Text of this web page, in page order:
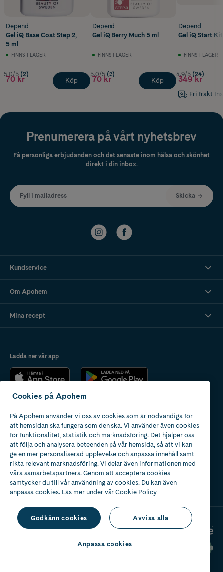
Depend
Gel iQ Base Coat Step 2,
5 ml
FINNS I LAGER
5.0/5 (2)
70 kr Köp
Depend
Gel iQ Berry Much 5 ml
FINNS I LAGER
5.0/5 (2)
70 kr Köp
Depend
Gel iQ Start Kit
FINNS I LAGER
4.9/5 (24)
349 kr
Fri frakt
Prenumerera på vårt nyhetsbrev
Få personliga erbjudanden och det senaste inom hälsa och skönhet
direkt i din inbox.
Fyll i mailadress Skicka
Kundservice
Om Apohem
Mina recept
Ladda ner vår app
Apotek med tillstånd
av Läkemedelsverket
Cookies på Apohem
På Apohem använder vi oss av cookies som är nödvändiga för
att hemsidan ska fungera som den ska. Vi använder även cookies
för funktionalitet, statistik och marknadsföring. Det hjälper oss
att följa och analysera beteenden på vår hemsida, så att vi kan
ge en mer personaliserad upplevelse och anpassa innehåll samt
rikta relevant marknadsföring. Vi delar även informationen med
våra samarbetspartners. Genom att acceptera cookies
samtycker du till vår användning av cookies. Du kan även
anpassa cookies. Läs mer under vårCookie Policy
Godkänn cookies Avvisa alla
Anpassa cookies